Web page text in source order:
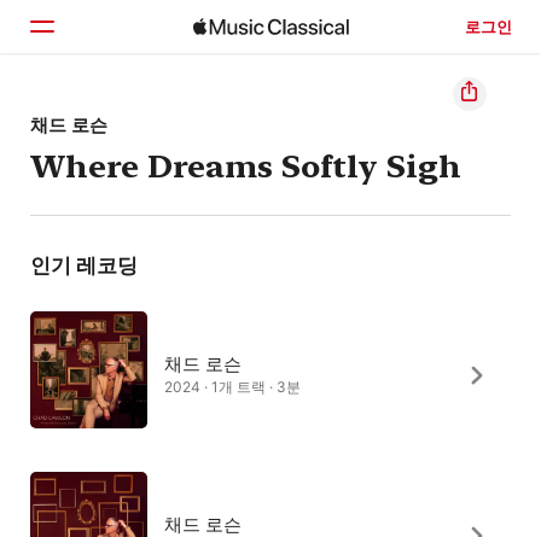
로그인
홈
둘러보기
검색
채드 로슨
Where Dreams Softly Sigh
인기 레코딩
채드 로슨
2024 · 1개 트랙 · 3분
채드 로슨